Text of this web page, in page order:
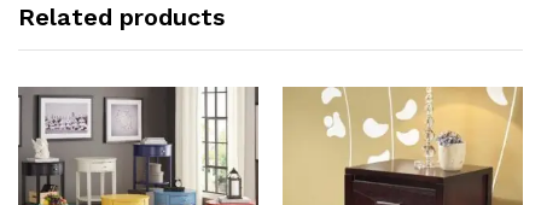
Related products